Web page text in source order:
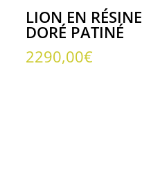
LION EN RÉSINE
DORÉ PATINÉ
2290,00€